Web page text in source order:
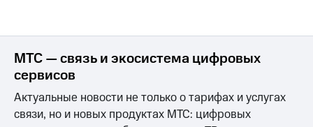
МТС — связь и экосистема цифровых
сервисов
Актуальные новости не только о тарифах и услугах
связи, но и новых продуктах МТС: цифровых